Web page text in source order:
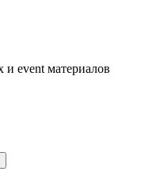
event материалов